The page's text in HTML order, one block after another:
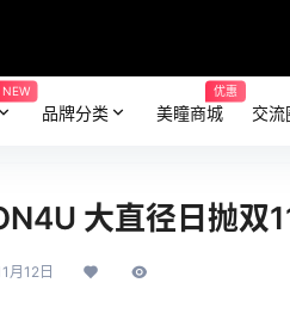
NEW
品牌分类 美瞳商城
优惠
交流
大直径日抛双
月12日